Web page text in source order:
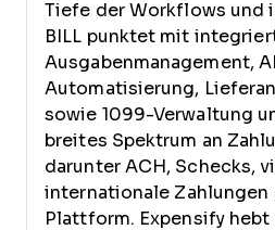
Tiefe der Workflows und
BILL punktet mit
Ausgabenmanagement,
Automatisierung,
sowie 1099-Verwaltung
breites Spektrum an
darunter ACH, Schecks,
internationale Zahlungen
Plattform. Expensify